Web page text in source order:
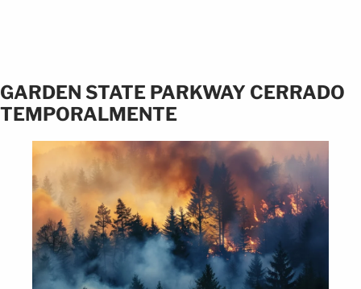
GARDEN STATE PARKWAY CERRADO
TEMPORALMENTE